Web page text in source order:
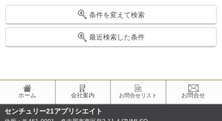
条件を変えて検索
最近検索した条件
ホーム 会社案内 お問合せリスト お問合せ
センチュリー21アプリシエイト